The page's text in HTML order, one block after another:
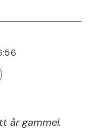
år gammel.